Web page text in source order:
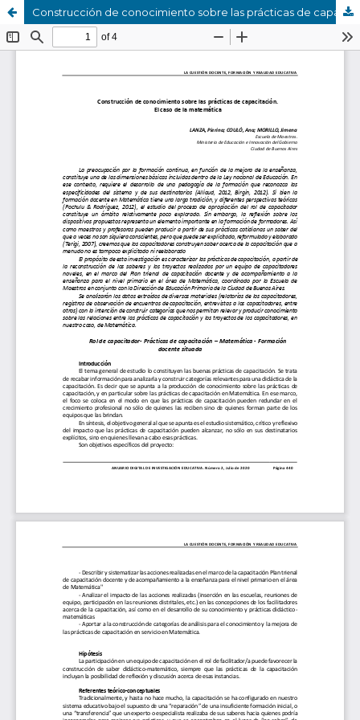
Construcción de conocimiento sobre las prácticas de capacitación. El caso de la matemática